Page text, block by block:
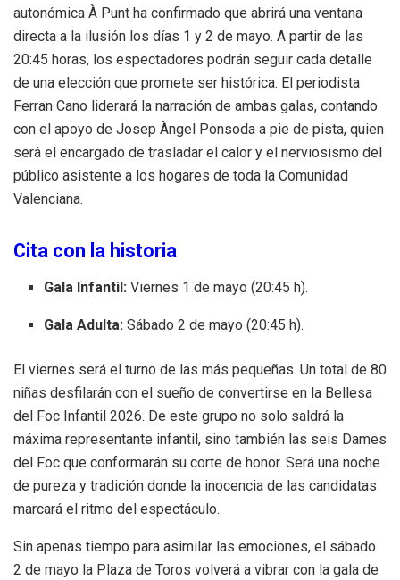
autonómica À Punt ha confirmado que abrirá una ventana
directa a la ilusión los días 1 y 2 de mayo. A partir de las
20:45 horas, los espectadores podrán seguir cada detalle
de una elección que promete ser histórica. El periodista
Ferran Cano liderará la narración de ambas galas, contando
con el apoyo de Josep Àngel Ponsoda a pie de pista, quien
será el encargado de trasladar el calor y el nerviosismo del
público asistente a los hogares de toda la Comunidad
Valenciana.
Cita con la historia
Gala Infantil: Viernes 1 de mayo (20:45 h).
Gala Adulta: Sábado 2 de mayo (20:45 h).
El viernes será el turno de las más pequeñas. Un total de 80
niñas desfilarán con el sueño de convertirse en la Bellesa
del Foc Infantil 2026. De este grupo no solo saldrá la
máxima representante infantil, sino también las seis Dames
del Foc que conformarán su corte de honor. Será una noche
de pureza y tradición donde la inocencia de las candidatas
marcará el ritmo del espectáculo.
Sin apenas tiempo para asimilar las emociones, el sábado
2 de mayo la Plaza de Toros volverá a vibrar con la gala de